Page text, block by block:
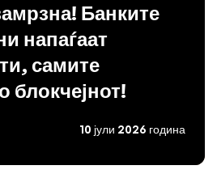
Банките
напаѓаат
самите
блокчејнот!
10 јули 2026 година